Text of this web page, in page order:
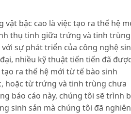
vật bậc cao là việc tạo ra thế hệ
thụ tinh giữa trứng và tinh trùng
với sự phát triển của công nghệ
nhiều kỹ thuật tiến tiến đã
ra thế hệ mới từ tế bào sinh
hoặc từ trứng và tinh trùng chưa
báo cáo này, chúng tôi sẽ trình
sinh sản mà chúng tôi đã nghiên